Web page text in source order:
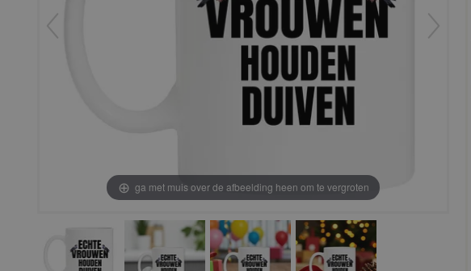
ga met muis over de afbeelding heen om te vergroten